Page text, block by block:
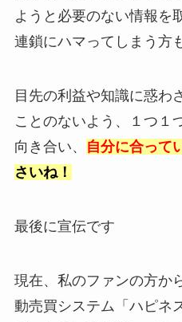
ようと必要のない情報
連鎖にハマってしまう方
目先の利益や知識に惑わ
ことのないよう、１つ１
向き合い、
自分に合って
さいね！
最後に宣伝です
現在、私のファンの方か
動売買システム「ハピネ